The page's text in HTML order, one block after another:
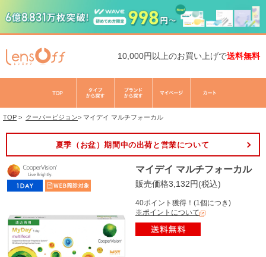
10,000円以上のお買い上げで送料無料
TOP > クーパービジョン> マイデイ マルチフォーカル
夏季（お盆）期間中の出荷と営業について
マイデイ マルチフォーカル
販売価格3,132円(税込)
40ポイント獲得！(1個につき)
※ポイントについて